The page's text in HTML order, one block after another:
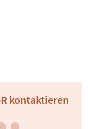
kontaktieren